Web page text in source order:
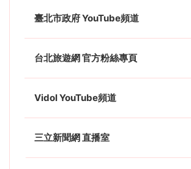
臺北市政府 YouTube頻道
台北旅遊網 官方粉絲專頁
Vidol YouTube頻道
三立新聞網 直播室